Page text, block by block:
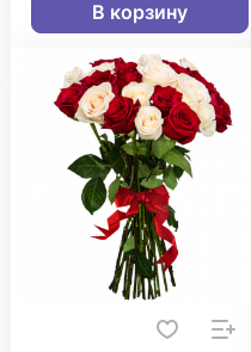
В корзину